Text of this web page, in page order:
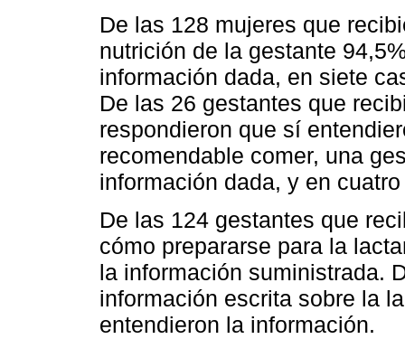
De las 128 mujeres que
nutrición de la gestante
información dada, en siete
De las 26 gestantes que
respondieron que sí
recomendable comer, una
información dada, y en
De las 124 gestantes que
cómo prepararse para la
la información suministrada.
información escrita sobre la
entendieron la información.